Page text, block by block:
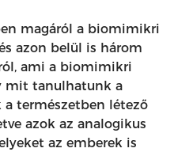
magáról a biomimikri
azon belül is három
ami a biomimikri
mit tanulhatunk a
a természetben létező
azok az analogikus
az emberek is